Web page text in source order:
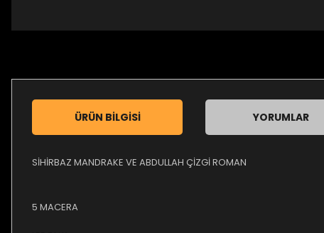
ÜRÜN BILGISI YORUMLAR
SİHİRBAZ MANDRAKE VE ABDULLAH ÇİZGİ ROMAN
5 MACERA